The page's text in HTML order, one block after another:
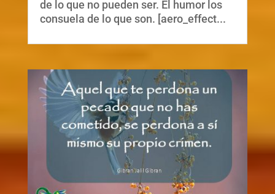
de lo que no pueden ser. El humor los
consuela de lo que son. [aero_effect...